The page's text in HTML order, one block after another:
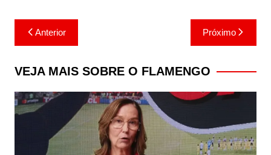
Navegação
de
Post
Anterior Próximo
VEJA MAIS SOBRE O FLAMENGO